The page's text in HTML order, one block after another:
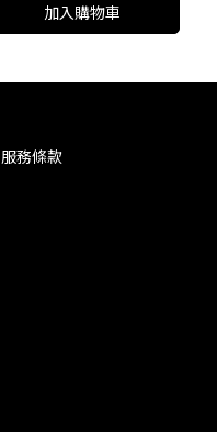
加入購物車
服務條款